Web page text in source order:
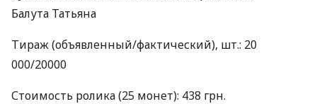
Балута Татьяна
Тираж (объявленный/фактический), шт.: 20
000/20000
Стоимость ролика (25 монет): 438 грн.